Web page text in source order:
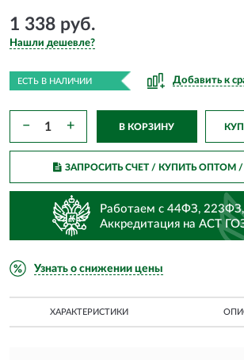
1 338 руб.
Нашли дешевле?
ЕСТЬ В НАЛИЧИИ Добавить к
− + В КОРЗИНУ
ЗАПРОСИТЬ СЧЕТ / КУПИТЬ ОПТОМ/
Работаем с 44ФЗ,
Аккредитация на АСТ
Узнать о снижении цены
ХАРАКТЕРИСТИКИ